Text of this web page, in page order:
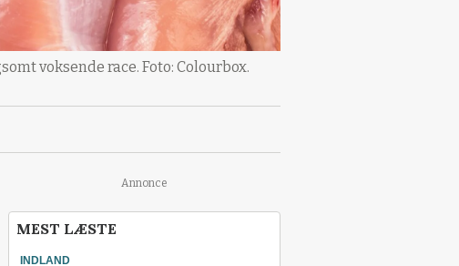
voksende race. Foto: Colourbox.
Annonce
MEST LÆSTE
INDLAND